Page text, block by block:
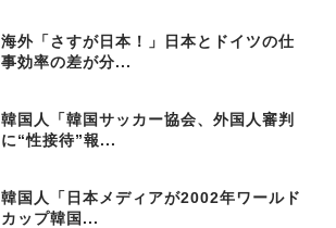
海外「さすが日本！」日本とドイツの仕
事効率の差が分...
韓国人「韓国サッカー協会、外国人審判
に“性接待”報...
韓国人「日本メディアが2002年ワールド
カップ韓国...